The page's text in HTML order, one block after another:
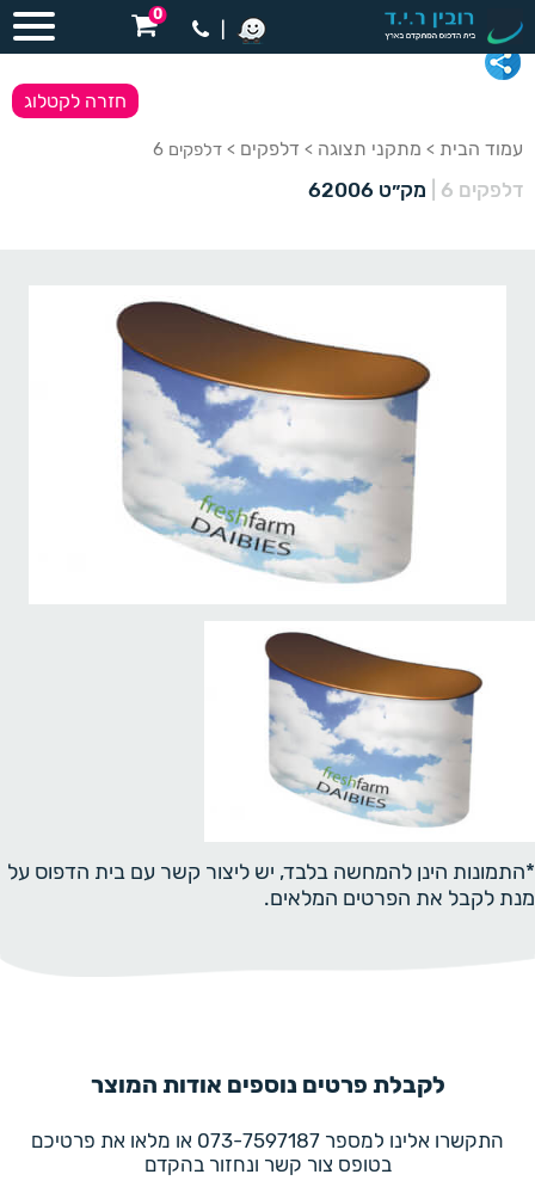
0
עמוד הבית > מתקני תצוגה > דלפקים > דלפקים 6
דלפקים 6 מק״ט 62006
חזרה לקטלוג
*התמונות הינן להמחשה בלבד, יש ליצור קשר עם בית הדפוס על
מנת לקבל את הפרטים המלאים.
לקבלת פרטים נוספים אודות המוצר
התקשרו אלינו למספר 073-7597187 או מלאו את פרטיכם
בטופס צור קשר ונחזור בהקדם